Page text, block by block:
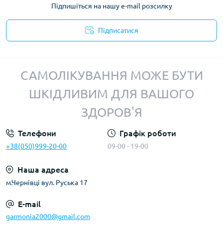
Підпишіться на нашу e-mail розсилку
Підписатися
САМОЛІКУВАННЯ МОЖЕ БУТИ
ШКІДЛИВИМ ДЛЯ ВАШОГО
ЗДОРОВ'Я
Телефони
+38(050)999-20-00
Графік роботи
09-00 - 19-00
Наша адреса
м.Чернівці вул. Руська 17
E-mail
garmonia2000@gmail.com